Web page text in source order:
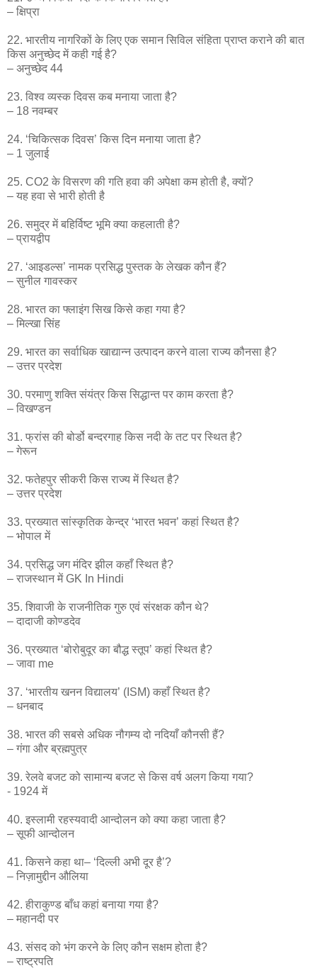
– क्षिप्रा
22. भारतीय नागरिकों के लिए एक समान सिविल संहिता प्राप्त कराने की बात
किस अनुच्छेद में कही गई है?
– अनुच्छेद 44
23. विश्व व्यस्क दिवस कब मनाया जाता है?
– 18 नवम्बर
24. ‘चिकित्सक दिवस’ किस दिन मनाया जाता है?
– 1 जुलाई
25. CO2 के विसरण की गति हवा की अपेक्षा कम होती है, क्यों?
– यह हवा से भारी होती है
26. समुद्र में बहिर्विष्ट भूमि क्या कहलाती है?
– प्रायद्वीप
27. ‘आइडल्स’ नामक प्रसिद्ध पुस्तक के लेखक कौन हैं?
– सुनील गावस्कर
28. भारत का फ्लाइंग सिख किसे कहा गया है?
– मिल्खा सिंह
29. भारत का सर्वाधिक खाद्यान्न उत्पादन करने वाला राज्य कौनसा है?
– उत्तर प्रदेश
30. परमाणु शक्ति संयंत्र किस सिद्धान्त पर काम करता है?
– विखण्डन
31. फ्रांस की बोर्डो बन्दरगाह किस नदी के तट पर स्थित है?
– गेरून
32. फतेहपुर सीकरी किस राज्य में स्थित है?
– उत्तर प्रदेश
33. प्रख्यात सांस्कृतिक केन्द्र ‘भारत भवन’ कहां स्थित है?
– भोपाल में
34. प्रसिद्ध जग मंदिर झील कहाँ स्थित है?
– राजस्थान में GK In Hindi
35. शिवाजी के राजनीतिक गुरु एवं संरक्षक कौन थे?
– दादाजी कोण्डदेव
36. प्रख्यात ‘बोरोबुदूर का बौद्ध स्तूप’ कहां स्थित है?
– जावा me
37. ‘भारतीय खनन विद्यालय’ (ISM) कहाँ स्थित है?
– धनबाद
38. भारत की सबसे अधिक नौगम्य दो नदियाँ कौनसी हैं?
– गंगा और ब्रह्मपुत्र
39. रेलवे बजट को सामान्य बजट से किस वर्ष अलग किया गया?
- 1924 में
40. इस्लामी रहस्यवादी आन्दोलन को क्या कहा जाता है?
– सूफी आन्दोलन
41. किसने कहा था– ‘दिल्ली अभी दूर है’?
– निज़ामुद्दीन औलिया
42. हीराकुण्ड बाँध कहां बनाया गया है?
– महानदी पर
43. संसद को भंग करने के लिए कौन सक्षम होता है?
– राष्ट्रपति